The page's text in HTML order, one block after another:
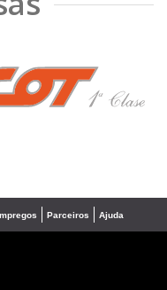
❯
Parceiros Ajuda